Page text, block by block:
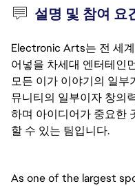
설명 및 참여 요
Electronic Arts는 전 세
어넣을 차세대 엔터테인
모든 이가 이야기의 일부
뮤니티의 일부이자 창의
하며 아이디어가 중요한
할 수 있는 팀입니다.
As one of the largest